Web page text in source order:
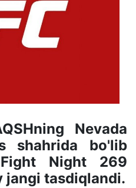
Nevada
shahrida bo'lib
Night 269
tasdiqlandi.